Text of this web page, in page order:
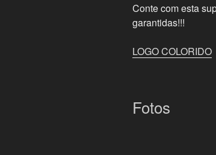
Conte com esta
garantidas!!!
LOGO COLORIDO
Fotos